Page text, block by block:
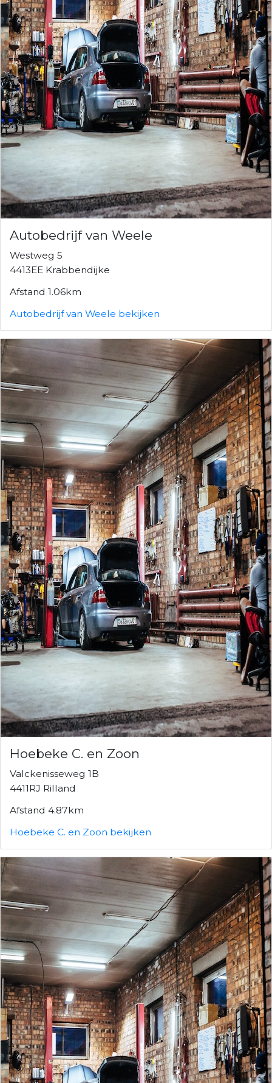
Autobedrijf van Weele
Westweg 5
4413EE Krabbendijke
Afstand 1.06km
Autobedrijf van Weele bekijken
Hoebeke C. en Zoon
Valckenisseweg 1B
4411RJ Rilland
Afstand 4.87km
Hoebeke C. en Zoon bekijken